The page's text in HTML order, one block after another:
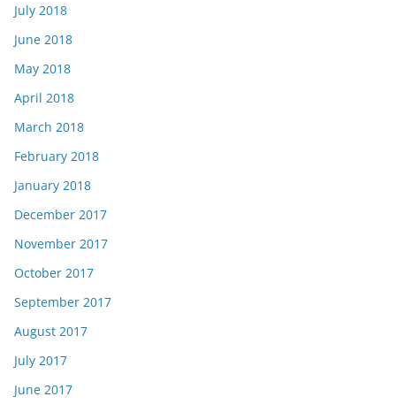
July 2018
June 2018
May 2018
April 2018
March 2018
February 2018
January 2018
December 2017
November 2017
October 2017
September 2017
August 2017
July 2017
June 2017